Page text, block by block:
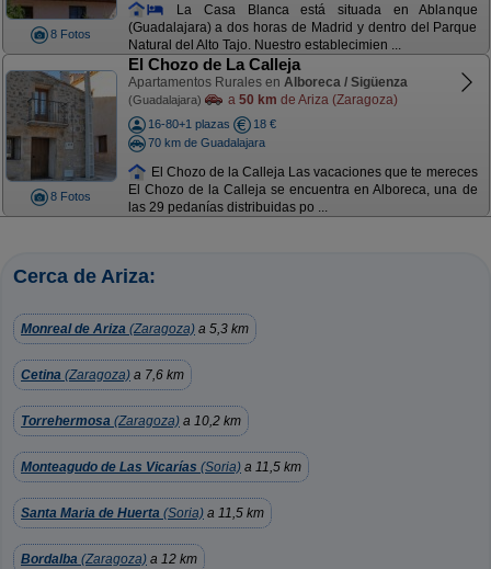
8 Fotos
La Casa Blanca está situada en Ablanque
(Guadalajara) a dos horas de Madrid y dentro del Parque
Natural del Alto Tajo. Nuestro establecimien ...
8 Fotos
El Chozo de La Calleja
Apartamentos Rurales en Alboreca / Sigüenza
(Guadalajara) a 50 km de Ariza (Zaragoza)
16-80+1 plazas
18 €
70 km de Guadalajara
El Chozo de la Calleja Las vacaciones que te mereces
El Chozo de la Calleja se encuentra en Alboreca, una de
las 29 pedanías distribuidas po ...
Cerca de Ariza:
Monreal de Ariza (Zaragoza) a 5,3 km
Cetina (Zaragoza) a 7,6 km
Torrehermosa (Zaragoza) a 10,2 km
Monteagudo de Las Vicarías (Soria) a 11,5 km
Santa Maria de Huerta (Soria) a 11,5 km
Bordalba (Zaragoza) a 12 km